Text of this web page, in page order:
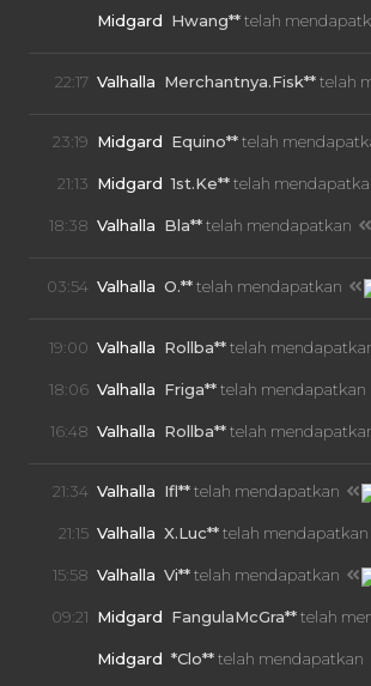
Midgard Hwang**telah
22:17 Valhalla Merchantnya.Fisk**telah
23:19 Midgard Equino**telah
21:13 Midgard 1st.Ke**telah
18:38 Valhalla Bla**telah mendapatkan
03:54 Valhalla O.**telah mendapatkan
19:00 Valhalla Rollba**telah
18:06 Valhalla Friga**telah mendapatkan
16:48 Valhalla Rollba**telah
21:34 Valhalla Ifl**telah mendapatkan
21:15 Valhalla X.Luc**telah mendapatkan
15:58 Valhalla Vi**telah mendapatkan
09:21 Midgard FangulaMcGra**telah
Midgard *Clo**telah mendapatkan